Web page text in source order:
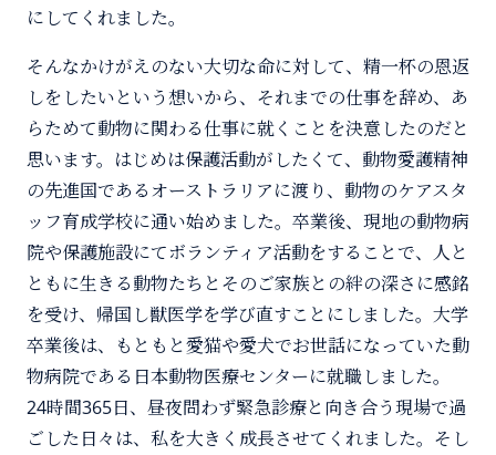
にしてくれました。
そんなかけがえのない大切な命に対して、精一杯の恩返
しをしたいという想いから、それまでの仕事を辞め、あ
らためて動物に関わる仕事に就くことを決意したのだと
思います。はじめは保護活動がしたくて、動物愛護精神
の先進国であるオーストラリアに渡り、動物のケアスタ
ッフ育成学校に通い始めました。卒業後、現地の動物病
院や保護施設にてボランティア活動をすることで、人と
ともに生きる動物たちとそのご家族との絆の深さに感銘
を受け、帰国し獣医学を学び直すことにしました。大学
卒業後は、もともと愛猫や愛犬でお世話になっていた動
物病院である日本動物医療センターに就職しました。
24時間365日、昼夜問わず緊急診療と向き合う現場で過
ごした日々は、私を大きく成長させてくれました。そし